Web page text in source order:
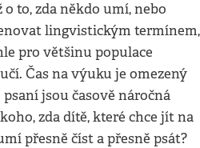
to, zda někdo umí, nebo
lingvistickým termínem,
pro většinu populace
Čas na výuku je omezený
jsou časově náročná
zda dítě, které chce jít na
přesně číst a přesně psát?